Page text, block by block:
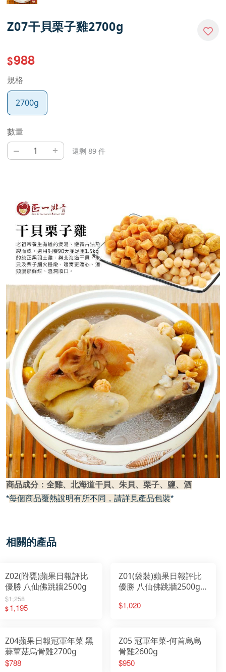
Z07干貝栗子雞2700g
$988
規格
2700g
數量
– + 還剩 89 件
商品成分：全雞、北海道干貝、朱貝、栗子、鹽、酒
*每個商品覆熱說明有所不同，請詳見產品包裝*
相關的產品
Z02(附甕)蘋果日報評比
優勝 八仙佛跳牆2500g
$1,258
$1,195
Z01(袋裝)蘋果日報評比
優勝 八仙佛跳牆2500g-
$1,020
Z04蘋果日報冠軍年菜 黑
蒜蕈菇烏骨雞2700g
$788
Z05 冠軍年菜-何首烏烏
骨雞2600g
$950